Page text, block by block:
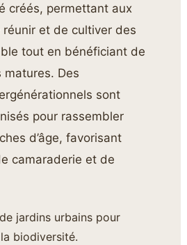
créés, permettant aux
et de cultiver des
tout en bénéficiant de
matures. Des
sont
pour rassembler
d’âge, favorisant
camaraderie et de
jardins urbains pour
biodiversité.